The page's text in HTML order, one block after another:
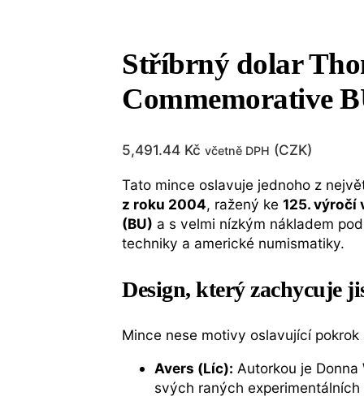
Stříbrný dolar
Commemorative
5,491.44 Kč včetně DPH (CZK)
Tato mince oslavuje jednoho z
z roku 2004, ražený ke125. výročí
(BU) a s velmi nízkým nákladem
techniky a americké numismatiky.
Design, který zachycuje
Mince nese motivy oslavující
Avers (Líc): Autorkou je
svých raných